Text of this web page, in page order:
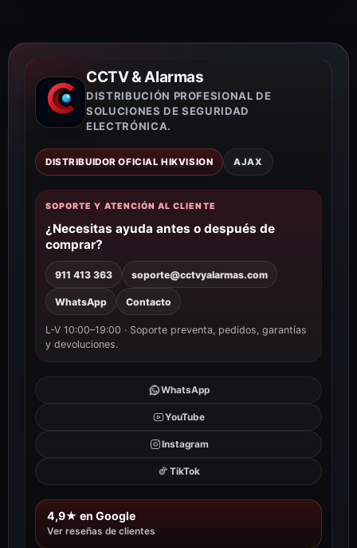
CCTV & Alarmas
DISTRIBUCIÓN PROFESIONAL DE
SOLUCIONES DE SEGURIDAD
ELECTRÓNICA.
DISTRIBUIDOR OFICIAL HIKVISION AJAX
SOPORTE Y ATENCIÓN AL CLIENTE
¿Necesitas ayuda antes o después de
comprar?
911 413 363 soporte@cctvyalarmas.com
WhatsApp Contacto
L-V 10:00–19:00 · Soporte preventa, pedidos, garantías
y devoluciones.
WhatsApp
YouTube
Instagram
TikTok
4,9★ en Google
Ver reseñas de clientes